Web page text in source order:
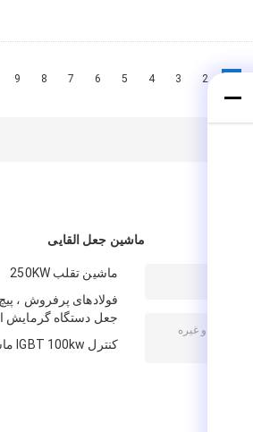
2
3
4
5
6
7
8
9
ماشین جعل القایی
ماشین تقلب 250KW
فولادهای پرفروش ،
جعل دستگاه گرمایش
کنترل IGBT 100kw ماشین جعل گرم اتوماتیک